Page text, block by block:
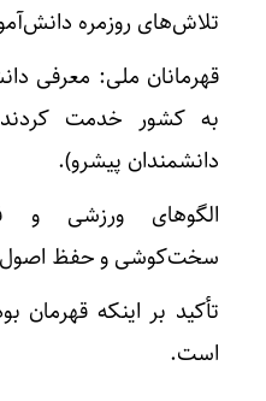
تلاش‌های روزمره
قهرمانان ملی: معرفی
به کشور خدمت
دانشمندان پیشرو).
الگوهای ورزشی و
سخت‌کوشی و حفظ اصول
تأکید بر اینکه قهرمان
است.